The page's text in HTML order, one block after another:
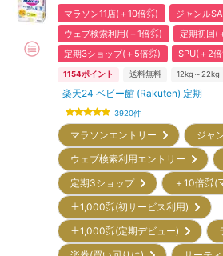
マラソン11店(＋10倍㌽)
ジャンル
ウェブ検索利用(＋1倍㌽)
定期初回(
定期3ショップ(＋5倍㌽)
SPU(＋2
1154ポイント 送料無料 12kg～22kg
楽天24 ベビー館 (Rakuten) 定期
3920件
マラソンエントリー
ジャ
ウェブ検索利用エントリー
定期3ショップ
＋10倍㌽
＋1,000㌽(初サービス利用)
＋1,000㌽(定期デビュー)